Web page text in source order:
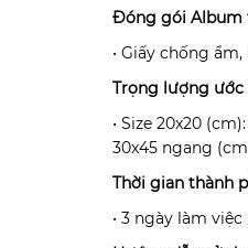
Đóng gói Album
• Giấy chống
Trọng lượng ước
• Size 20x20
30x45 ngang
Thời gian thành
• 3 ngày làm